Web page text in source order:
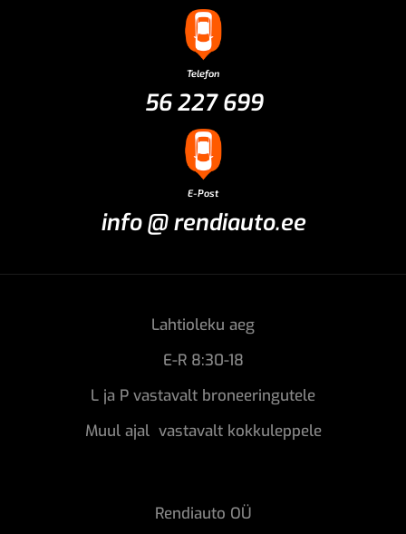
Telefon
56 227 699
E-Post
info @ rendiauto.ee
Lahtioleku aeg
E-R 8:30-18
L ja P vastavalt broneeringutele
Muul ajal vastavalt kokkuleppele
Rendiauto OÜ